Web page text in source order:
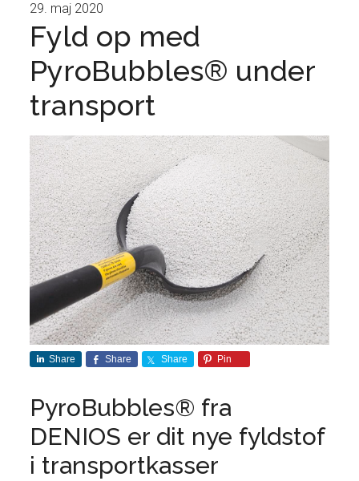
29. maj 2020
Fyld op med
PyroBubbles® under
transport
Share Share Share Pin
PyroBubbles® fra
DENIOS er dit nye fyldstof
i transportkasser